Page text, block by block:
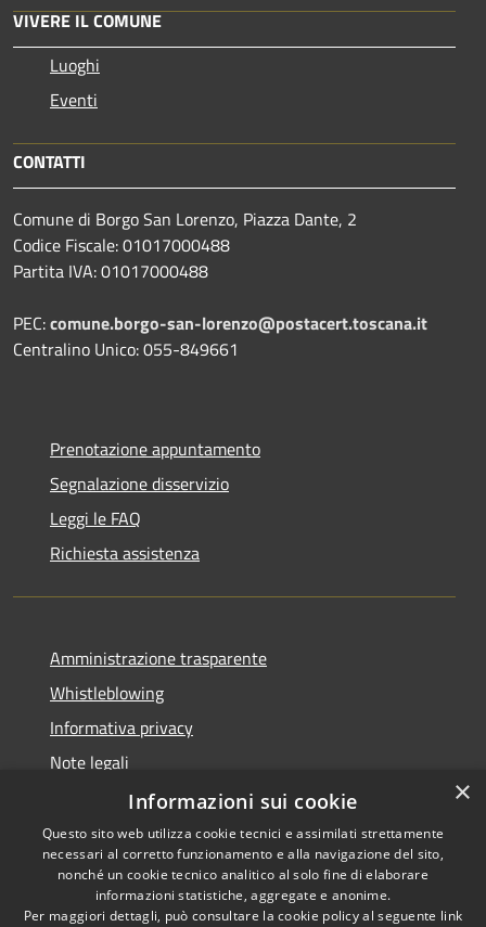
VIVERE IL COMUNE
Luoghi
Eventi
CONTATTI
Comune di Borgo San Lorenzo, Piazza Dante, 2
Codice Fiscale: 01017000488
Partita IVA: 01017000488
PEC:comune.borgo-san-lorenzo@postacert.toscana.it
Centralino Unico: 055-849661
Prenotazione appuntamento
Segnalazione disservizio
Leggi le FAQ
Richiesta assistenza
Amministrazione trasparente
Whistleblowing
Informativa privacy
Note legali
Dichiarazione di accessibilità
RSS
Copyright © 2026 • Comune di
×
Informazioni sui cookie
Questo sito web utilizza cookie tecnici e assimilati strettamente
necessari al corretto funzionamento e alla navigazione del sito,
nonché un cookie tecnico analitico al solo fine di elaborare
informazioni statistiche, aggregate e anonime.
Per maggiori dettagli, può consultare la cookie policy al seguente link